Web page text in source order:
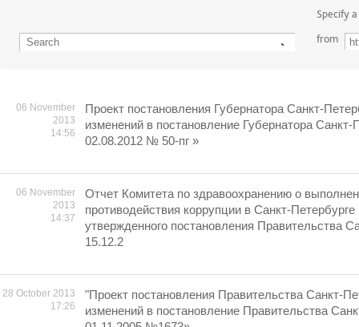
Specify
from
06 November
2013
14:56
Проект постановления Губернатора Санкт-
изменений в постановление Губернатора Санкт-
02.08.2012 № 50-пг »
06 November
2013
14:37
Отчет Комитета по здравоохранению о
противодействия коррупции в Санкт-
утвержденного постановления Правительства
15.12.2
28 October 2013
17:26
"Проект постановления Правительства Санкт-
изменений в постановление Правительства